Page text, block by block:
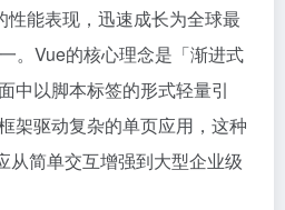
能表现，迅速成长为全球最
。Vue的核心理念是「渐进式
以脚本标签的形式轻量引
架驱动复杂的单页应用，这种
从简单交互增强到大型企业级